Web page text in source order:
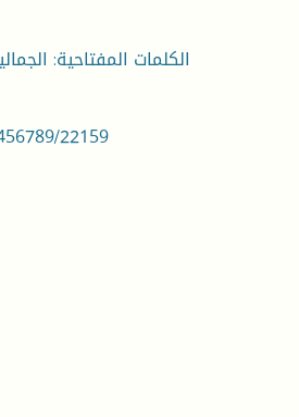
الكلمات المفتاحية:
22159